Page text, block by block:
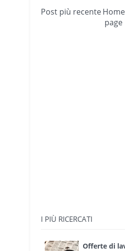
Post più recente Home
page
I PIÙ RICERCATI
Offerte di